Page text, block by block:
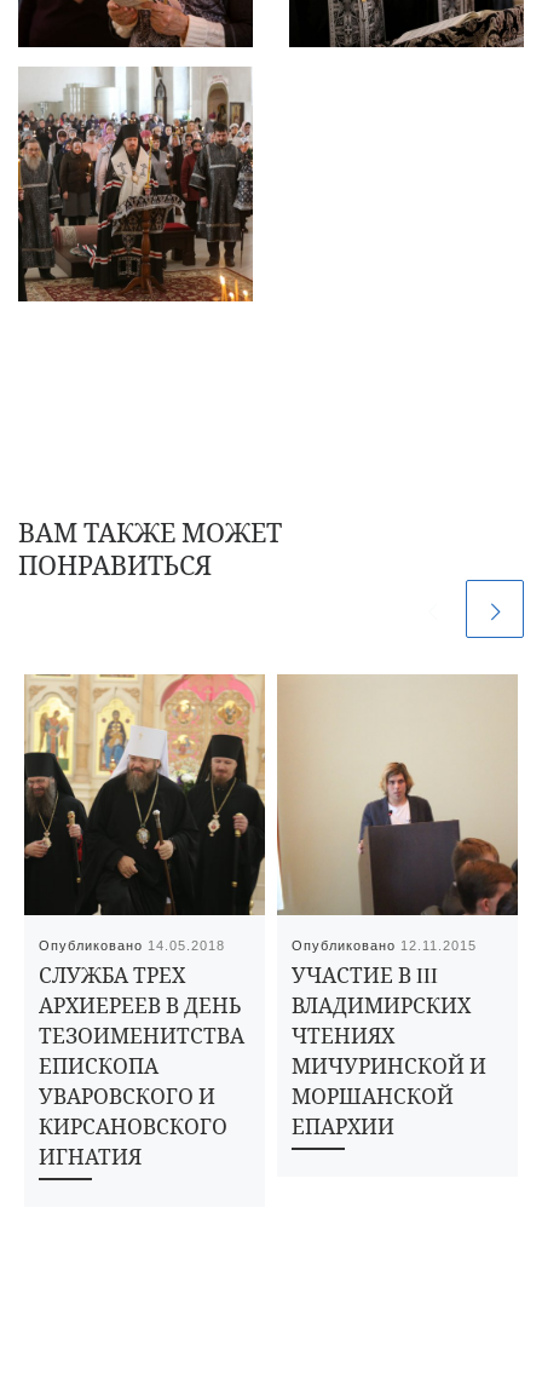
ВАМ ТАКЖЕ МОЖЕТ
ПОНРАВИТЬСЯ
Опубликовано 14.05.2018
СЛУЖБА ТРЕХ
АРХИЕРЕЕВ В ДЕНЬ
ТЕЗОИМЕНИТСТВА
ЕПИСКОПА
УВАРОВСКОГО И
КИРСАНОВСКОГО
ИГНАТИЯ
Опубликовано 12.11.2015
УЧАСТИЕ В III
ВЛАДИМИРСКИХ
ЧТЕНИЯХ
МИЧУРИНСКОЙ И
МОРШАНСКОЙ
ЕПАРХИИ